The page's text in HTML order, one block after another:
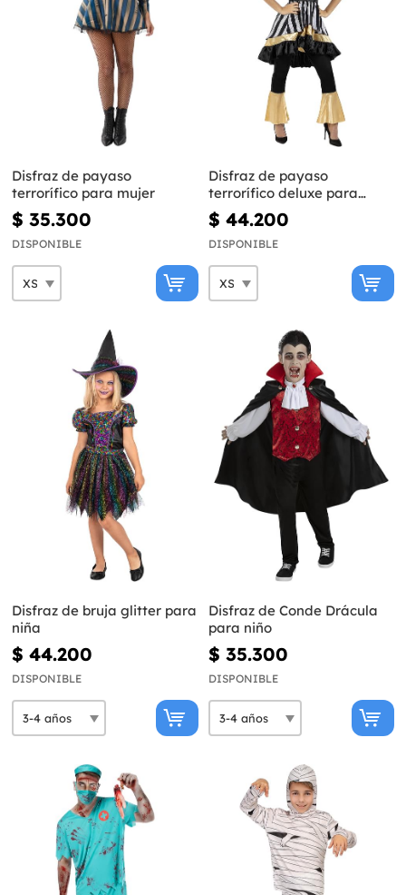
Disfraz de payaso
terrorífico para mujer
$ 35.300
DISPONIBLE
Disfraz de payaso
terrorífico deluxe para
mujer
$ 44.200
DISPONIBLE
Disfraz de bruja glitter para
niña
$ 44.200
DISPONIBLE
Disfraz de Conde Drácula
para niño
$ 35.300
DISPONIBLE